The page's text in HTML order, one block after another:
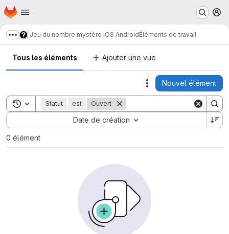
Passer au contenu principal
Page d'accueil
Afficher davantage de fils d'Ariane
Jeu du nombre mystère iOS AndroidÉléments de travail
Tous les éléments Ajouter une vue
Actions
Nouvel élément
Toggle search history
Statut est Ouvert
Date de création
Sort by:
0 élément